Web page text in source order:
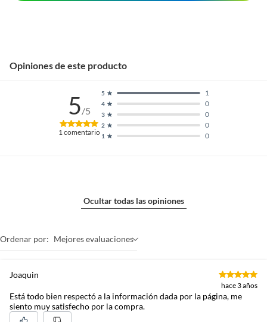
Opiniones de este producto
5/5
1comentario 1 0
2 0
3 0
4 0
5 1
Ocultar todas las opiniones
Ordenar por: Mejores evaluaciones
Joaquin
hace 3 años
Está todo bien respectó a la información dada por la página, me
siento muy satisfecho por la compra.